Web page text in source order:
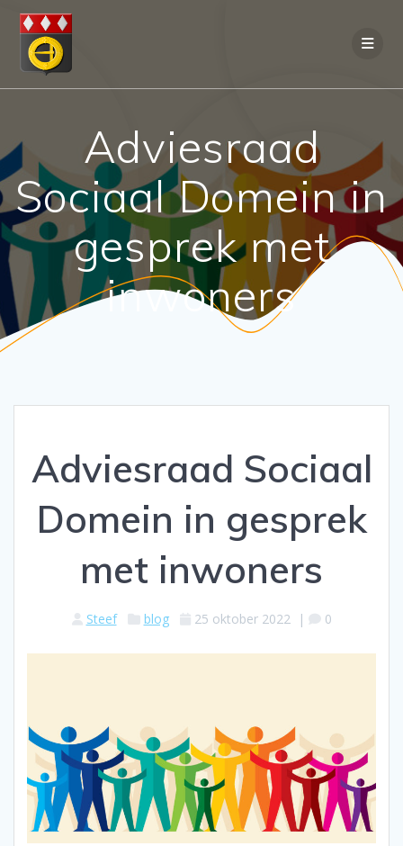
Adviesraad
Sociaal Domein in
gesprek met
inwoners
Adviesraad Sociaal
Domein in gesprek
met inwoners
Steef blog 25 oktober 2022| 0